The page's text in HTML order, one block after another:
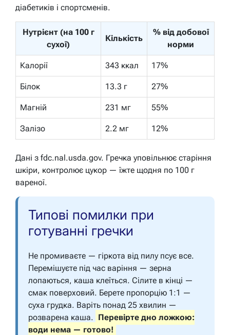
діабетиків і спортсменів.
Нутрієнт (на 100 г
сухої)
Кількість
% від добової
норми
Калорії 343 ккал 17%
Білок 13.3 г 27%
Магній 231 мг 55%
Залізо 2.2 мг 12%
Дані з fdc.nal.usda.gov. Гречка уповільнює старіння
шкіри, контролює цукор — їжте щодня по 100 г
вареної.
Типові помилки при
готуванні гречки
Не промиваєте — гіркота від пилу псує все.
Перемішуєте під час варіння — зерна
лопаються, каша клеїться. Сілите в кінці —
смак поверховий. Берете пропорцію 1:1 —
суха грудка. Варіть понад 25 хвилин —
розварена каша.
Перевірте дно ложкою:
води нема — готово!